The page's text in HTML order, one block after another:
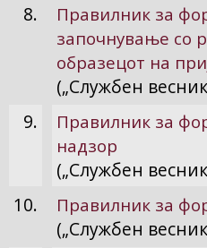
8.
Правилник за
започнување со
образецот на
(„Службен
9.
Правилник за
надзор
(„Службен
10.
Правилник за
(„Службен